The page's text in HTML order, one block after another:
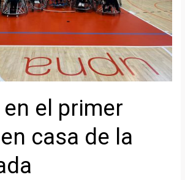
el primer
casa de la